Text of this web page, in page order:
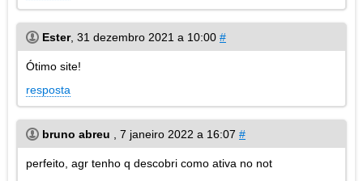
Ester, 31 dezembro 2021 a 10:00 #
Ótimo site!
resposta
bruno abreu 7 janeiro 2022 a 16:07 #
perfeito, agr tenho q descobri como ativa no not